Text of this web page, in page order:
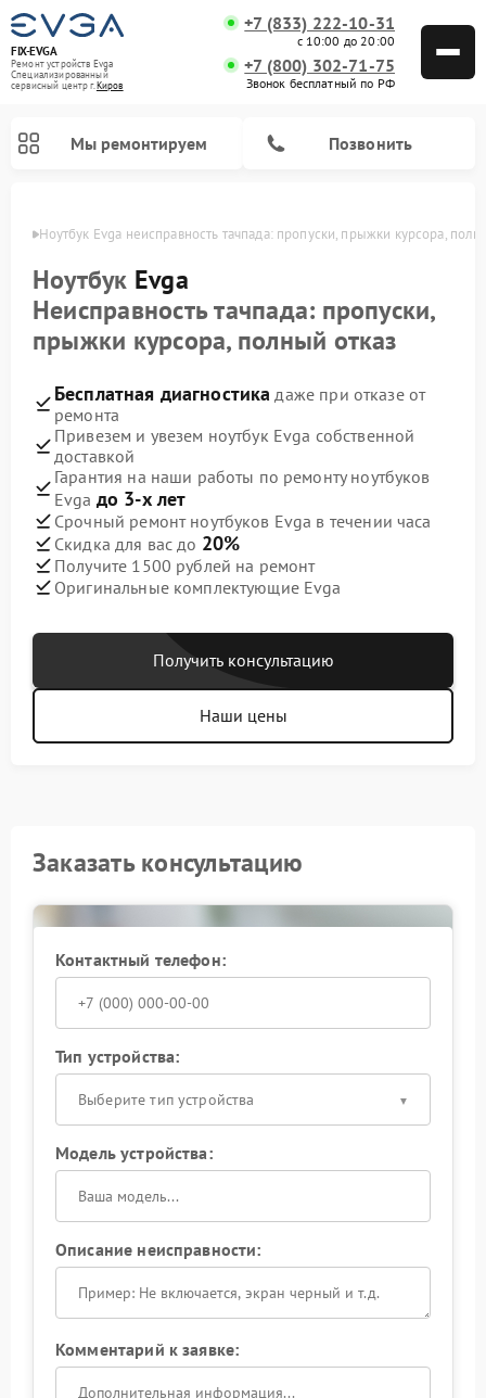
FIX-EVGA
Ремонт устройств Evga
Специализированный
cервисный центр г.Киров
+7 (833) 222-10-31
с 10:00 до 20:00
+7 (800) 302-71-75
Звонок бесплатный по РФ
Мы ремонтируем Позвонить
Ноутбук Evga неисправность тачпада: пропуски, прыжки курсора,
Ноутбук Evga
Неисправность тачпада: пропуски,
прыжки курсора, полный отказ
Бесплатная диагностика даже при отказе от
ремонта
Привезем и увезем ноутбук Evga собственной
доставкой
Гарантия на наши работы по ремонту ноутбуков
Evga до 3-х лет
Срочный ремонт ноутбуков Evga в течении часа
Скидка для вас до 20%
Получите 1500 рублей на ремонт
Оригинальные комплектующие Evga
Получить консультацию
Наши цены
Заказать консультацию
Контактный телефон:
Тип устройства:
Выберите тип устройства
Модель устройства:
Описание неисправности:
Комментарий к заявке: